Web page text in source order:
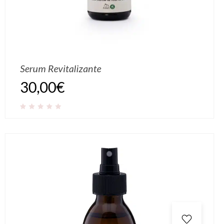
Serum Revitalizante
30,00€